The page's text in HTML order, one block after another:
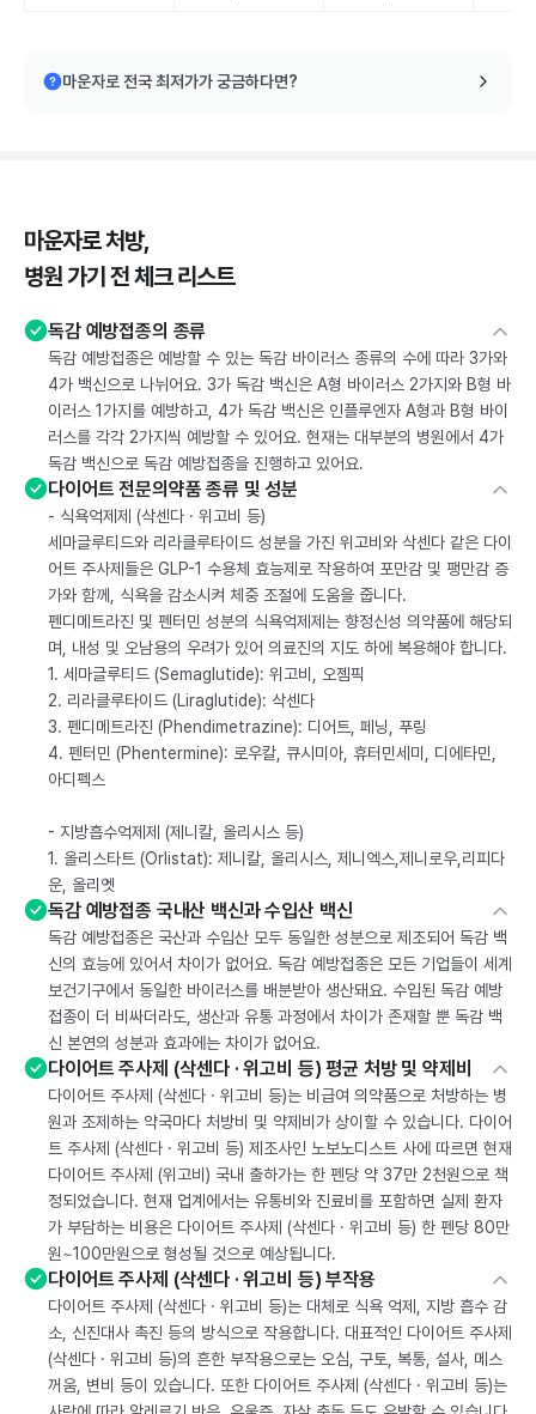
마운자로 전국 최저가가 궁금하다면?
마운자로 처방,
병원 가기 전 체크 리스트
독감 예방접종의 종류
독감 예방접종은 예방할 수 있는 독감 바이러스 종류의 수에 따라 3가와
4가 백신으로 나뉘어요. 3가 독감 백신은 A형 바이러스 2가지와 B형 바
이러스 1가지를 예방하고, 4가 독감 백신은 인플루엔자 A형과 B형 바이
러스를 각각 2가지씩 예방할 수 있어요. 현재는 대부분의 병원에서 4가
독감 백신으로 독감 예방접종을 진행하고 있어요.
다이어트 전문의약품 종류 및 성분
- 식욕억제제 (삭센다 · 위고비 등)
세마글루티드와 리라클루타이드 성분을 가진 위고비와 삭센다 같은 다이
어트 주사제들은 GLP-1 수용체 효능제로 작용하여 포만감 및 팽만감 증
가와 함께, 식욕을 감소시켜 체중 조절에 도움을 줍니다.
펜디메트라진 및 펜터민 성분의 식욕억제제는 향정신성 의약품에 해당되
며, 내성 및 오남용의 우려가 있어 의료진의 지도 하에 복용해야 합니다.
1. 세마글루티드 (Semaglutide): 위고비, 오젬픽
2. 리라클루타이드 (Liraglutide): 삭센다
3. 펜디메트라진 (Phendimetrazine): 디어트, 페닝, 푸링
4. 펜터민 (Phentermine): 로우칼, 큐시미아, 휴터민세미, 디에타민,
아디펙스
- 지방흡수억제제 (제니칼, 올리시스 등)
1. 올리스타트 (Orlistat): 제니칼, 올리시스, 제니엑스,제니로우,리피다
운, 올리엣
독감 예방접종 국내산 백신과 수입산 백신
독감 예방접종은 국산과 수입산 모두 동일한 성분으로 제조되어 독감 백
신의 효능에 있어서 차이가 없어요. 독감 예방접종은 모든 기업들이 세계
보건기구에서 동일한 바이러스를 배분받아 생산돼요. 수입된 독감 예방
접종이 더 비싸더라도, 생산과 유통 과정에서 차이가 존재할 뿐 독감 백
신 본연의 성분과 효과에는 차이가 없어요.
다이어트 주사제 (삭센다 · 위고비 등) 평균 처방 및 약제비
다이어트 주사제 (삭센다 · 위고비 등)는 비급여 의약품으로 처방하는 병
원과 조제하는 약국마다 처방비 및 약제비가 상이할 수 있습니다. 다이어
트 주사제 (삭센다 · 위고비 등) 제조사인 노보노디스트 사에 따르면 현재
다이어트 주사제 (위고비) 국내 출하가는 한 펜당 약 37만 2천원으로 책
정되었습니다. 현재 업계에서는 유통비와 진료비를 포함하면 실제 환자
가 부담하는 비용은 다이어트 주사제 (삭센다 · 위고비 등) 한 펜당 80만
원~100만원으로 형성될 것으로 예상됩니다.
다이어트 주사제 (삭센다 · 위고비 등) 부작용
다이어트 주사제 (삭센다 · 위고비 등)는 대체로 식욕 억제, 지방 흡수 감
소, 신진대사 촉진 등의 방식으로 작용합니다. 대표적인 다이어트 주사제
(삭센다 · 위고비 등)의 흔한 부작용으로는 오심, 구토, 복통, 설사, 메스
꺼움, 변비 등이 있습니다. 또한 다이어트 주사제 (삭센다 · 위고비 등)는